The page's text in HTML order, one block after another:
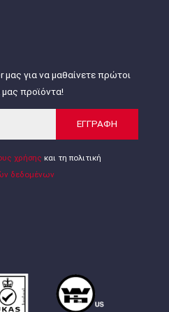
για να μαθαίνετε πρώτοι
προϊόντα!
ΕΓΓΡΑΦΗ
χρήσης και τη πολιτική
δεδομένων